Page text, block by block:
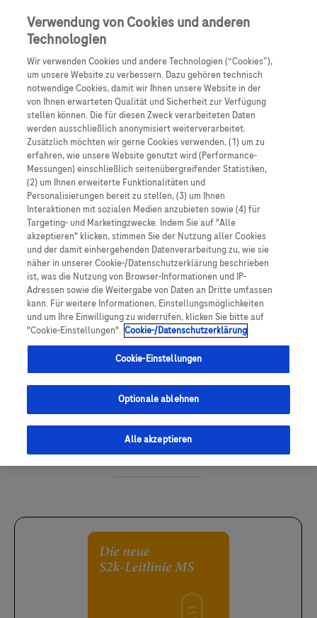
Anmelden
Nervennahrung für Neurologen
Die Professoren Prof. Mathias Mäurer und Prof.
Christoph Heesen sprechen zum Thema der neuen
veröffentlichten S2k-Leitlinie MS
31:44 min anhören 21 Mai 2021
Episode anhören
Verwendung von Cookies und anderen
Technologien
Wir verwenden Cookies und andere Technologien (“Cookies”),
um unsere Website zu verbessern. Dazu gehören technisch
notwendige Cookies, damit wir Ihnen unsere Website in der
von Ihnen erwarteten Qualität und Sicherheit zur Verfügung
stellen können. Die für diesen Zweck verarbeiteten Daten
werden ausschließlich anonymisiert weiterverarbeitet.
Zusätzlich möchten wir gerne Cookies verwenden, (1) um zu
erfahren, wie unsere Website genutzt wird (Performance-
Messungen) einschließlich seitenübergreifender Statistiken,
(2) um Ihnen erweiterte Funktionalitäten und
Personalisierungen bereit zu stellen, (3) um Ihnen
Interaktionen mit sozialen Medien anzubieten sowie (4) für
Targeting- und Marketingzwecke. Indem Sie auf "Alle
akzeptieren" klicken, stimmen Sie der Nutzung aller Cookies
und der damit einhergehenden Datenverarbeitung zu, wie sie
näher in unserer Cookie-/Datenschutzerklärung beschrieben
ist, was die Nutzung von Browser-Informationen und IP-
Adressen sowie die Weitergabe von Daten an Dritte umfassen
kann. Für weitere Informationen, Einstellungsmöglichkeiten
und um Ihre Einwilligung zu widerrufen, klicken Sie bitte auf
"Cookie-Einstellungen". Cookie-/Datenschutzerklärung
Cookie-Einstellungen
Optionale ablehnen
Alle akzeptieren